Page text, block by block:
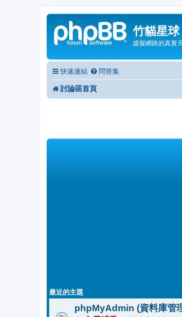
竹貓星球
虛擬網路的真實
快速連結 問答集
討論區首頁
最近的主題
phpMyAdmin (資料庫管